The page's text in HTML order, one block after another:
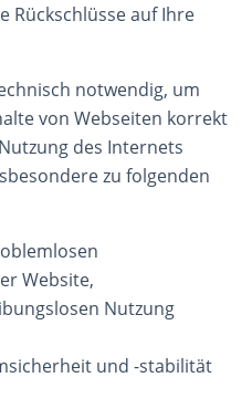
Rückschlüsse auf Ihre
notwendig, um
von Webseiten korrekt
des Internets
zu folgenden
Website,
Nutzung
und -stabilität